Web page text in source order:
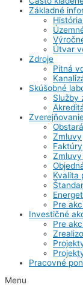
Základné
Útvar
Zdroje
Pitná
Skúšobné
Služby
Zmluvy
Faktúry
Zmluvy
Kvalita
Pre
Investičné
Pre
Pracovné
Menu